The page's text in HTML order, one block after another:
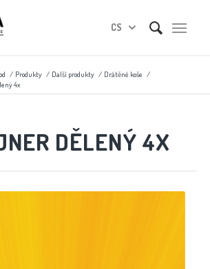
CS
/ Produkty / Další produkty / Drátěné koše /
4x
DĚLENÝ 4X